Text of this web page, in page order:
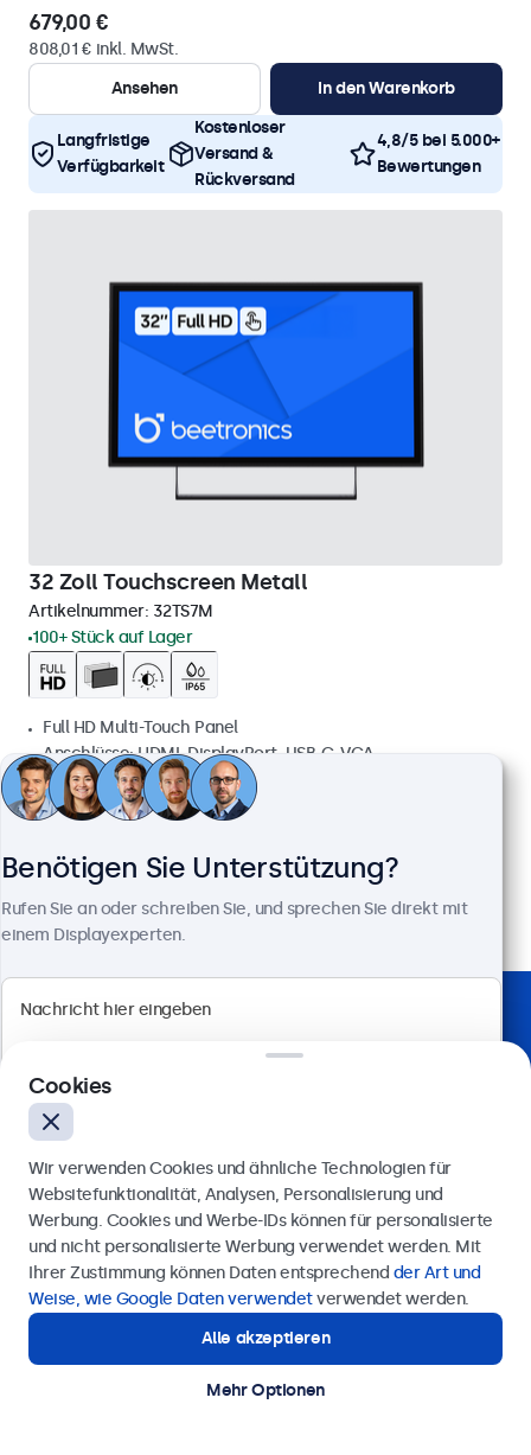
679,00 €
808,01 € inkl. MwSt.
Ansehen
In den Warenkorb
Langfristige
Verfügbarkeit
Kostenloser
Versand &
Rückversand
4,8/5 bei 5.000+
Bewertungen
32 Zoll Touchscreen Metall
Artikelnummer: 32TS7M
100+ Stück auf Lager
Full HD Multi-Touch Panel
Anschlüsse: HDMI, DisplayPort, USB-C, VGA
Montage: Einbau, Wand- und Tischmontage
Außenmaße: 745 x 440 x 46 mm
699,00 €
831,81 € inkl. MwSt.
Ansehen
In den Warenkorb
Weltweit von führenden Unternehmen vertraut
Unterstützung benötigt?
Benötigen Sie Unterstützung?
Rufen Sie an oder schreiben Sie, und sprechen Sie direkt mit
einem Displayexperten.
Anfrage senden
Rufen Sie uns an unter0211 38 78 95 62
Benötigen Sie Unterstützung?
Kontaktieren Sie uns!
Cookies
Wir verwenden Cookies und ähnliche Technologien für
Websitefunktionalität, Analysen, Personalisierung und
Werbung. Cookies und Werbe-IDs können für personalisierte
und nicht personalisierte Werbung verwendet werden. Mit
Ihrer Zustimmung können Daten entsprechend der Art und
Weise, wie Google Daten verwendetverwendet werden.
Alle akzeptieren
Mehr Optionen